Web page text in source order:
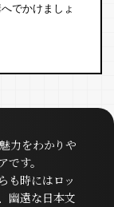
でかけましょ
力をわかりや
す。
も時にはロッ
幽遠な日本文